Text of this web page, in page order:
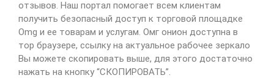
отзывов. Наш портал помогает всем клиентам
получить безопасный доступ к торговой площадке
Omg и ее товарам и услугам. Омг онион доступна в
тор браузере, ссылку на актуальное рабочее зеркало
Вы можете скопировать выше, для этого достаточно
нажать на кнопку “СКОПИРОВАТЬ”.